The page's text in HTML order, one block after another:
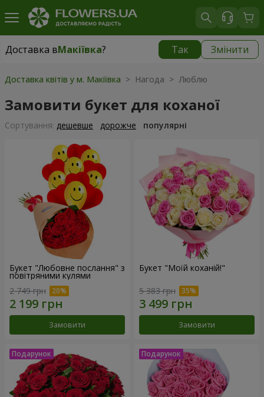
Доставка вМакіївка? Так Змінити
Доставка вМакіївка|
Доставка квітів у м. Макіївка > Нагода > Люблю
Замовити букет для коханої
Сортування: дешевше дорожче популярні
Букет "Любовне послання" з
повітряними кулями
2 749 грн
Замовити
Букет "Моїй коханій!"
5 383 грн
Замовити